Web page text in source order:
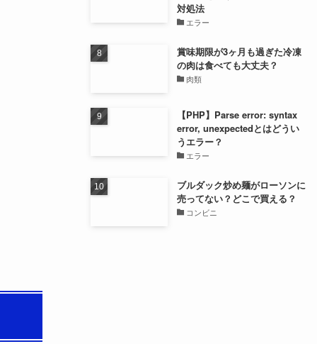
対処法
エラー
賞味期限が3ヶ月も過ぎた冷凍
の肉は食べても大丈夫？
肉類
【PHP】Parse error: syntax
error, unexpectedとはどうい
うエラー？
エラー
ブルダック炒め麺がローソンに
売ってない？どこで買える？
コンビニ